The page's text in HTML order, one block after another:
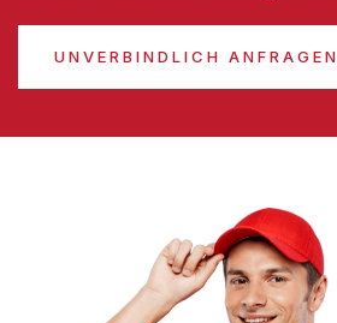
UNVERBINDLICH ANFRAGEN